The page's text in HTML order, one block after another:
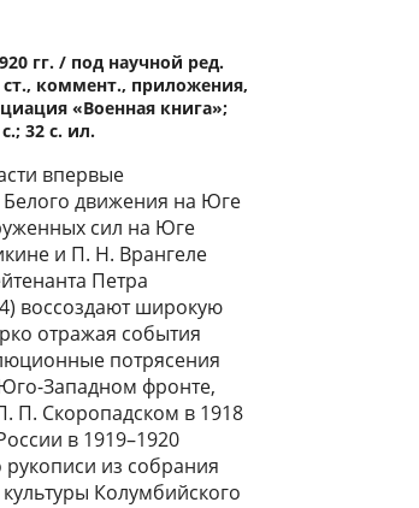
гг. / под научной ред.
ст., коммент., приложения,
«Военная книга»;
32 с. ил.
впервые
движения на Юге
сил на Юге
и П. Н. Врангеле
Петра
воссоздают широкую
отражая события
потрясения
Западном фронте,
П. Скоропадском в 1918
в 1919–1920
рукописи из собрания
Колумбийского